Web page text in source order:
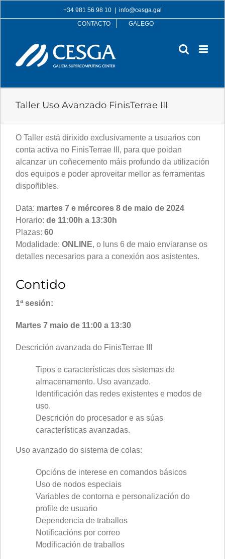
to
+34 981 56 98 10
info@cesga.gal
CONTACTO
GALEGO
Taller Uso Avanzado FinisTerrae III
O Taller está dirixido exclusivamente a usuarios con
conta activa no FinisTerrae III, para que poidan
alcanzar un coñecemento máis profundo da utilización
dos equipos e poder aproveitar mellor as ferramentas
dispoñibles.
Data: martes 7 e mércores 8 de maio de 2024
Horario: de 11:00h a 13:30h
Plazas: 60
Modalidade: ONLINE, o luns 6 de maio enviaranse os
detalles necesarios para a conexión aos asistentes.
Contido
1ª sesión:
Martes 7 maio de 11:00 a 13:30
Descrición avanzada do FinisTerrae III
Tipos e características dos sistemas de
almacenamento. Uso avanzado.
Identificación das redes existentes e modos de
uso.
Descrición do procesador e as súas
características avanzadas.
Uso avanzado do sistema de colas:
Opcións de interese en comandos básicos
Uso de nodos especiais
Variables de contorna e personalización do
profile de usuario
Dependencia de traballos
Notificacións por correo
Modificación de traballos